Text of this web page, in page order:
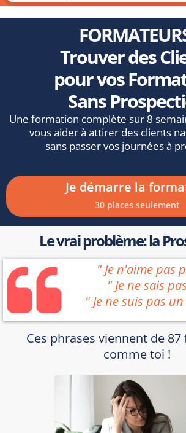
Trouver des
pour vos
Sans
Une formation complète sur 8
vous aider à attirer des clients
sans passer vos journées à
Je démarre la
30 places seulement
Le vrai problème: la
" Je n'aime pas
" Je ne sais
" Je ne suis pas
Ces phrases viennent de
comme toi !